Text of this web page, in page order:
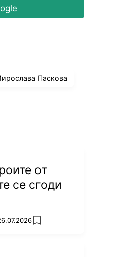
Паскова.
на нациите и
очакваното.
Паскова
от
се сгоди
add favorites